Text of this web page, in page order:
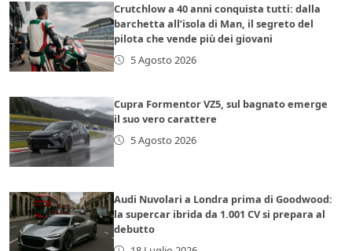
Crutchlow a 40 anni conquista tutti: dalla
barchetta all’isola di Man, il segreto del
pilota che vende più dei giovani
5 Agosto 2026
Cupra Formentor VZ5, sul bagnato emerge
il suo vero carattere
5 Agosto 2026
Audi Nuvolari a Londra prima di Goodwood:
la supercar ibrida da 1.001 CV si prepara al
debutto